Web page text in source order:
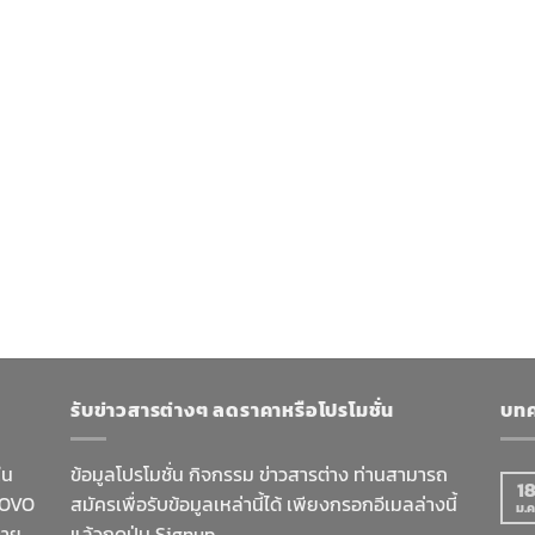
รับข่าวสารต่างๆ ลดราคาหรือโปรโมชั่น
ข้อมูลโปรโมชั่น กิจกรรม ข่าวสารต่าง ท่านสามารถ
สมัครเพื่อรับข้อมูลเหล่านี้ได้ เพียงกรอกอีเมลล่างนี้
บท
18
ม.